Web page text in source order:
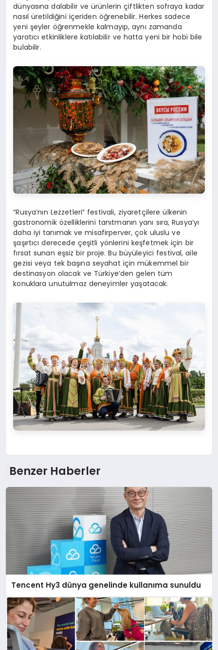
dünyasına dalabilir ve ürünlerin çiftlikten sofraya kadar
nasıl üretildiğini içeriden öğrenebilir. Herkes sadece
yeni şeyler öğrenmekle kalmayıp, aynı zamanda
yaratıcı etkinliklere katılabilir ve hatta yeni bir hobi bile
bulabilir.
“Rusya’nın Lezzetleri” festivali, ziyaretçilere ülkenin
gastronomik özelliklerini tanıtmanın yanı sıra, Rusya’yı
daha iyi tanımak ve misafirperver, çok uluslu ve
şaşırtıcı derecede çeşitli yönlerini keşfetmek için bir
fırsat sunan eşsiz bir proje. Bu büyüleyici festival, aile
gezisi veya tek başına seyahat için mükemmel bir
destinasyon olacak ve Türkiye’den gelen tüm
konuklara unutulmaz deneyimler yaşatacak.
Benzer Haberler
Tencent Hy3 dünya genelinde kullanıma sunuldu